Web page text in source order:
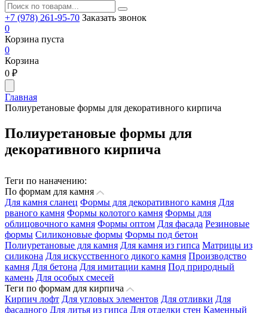
+7 (978) 261-95-70 Заказать звонок
0
Корзина пуста
0
Корзина
0 ₽
Главная
Полиуретановые формы для декоративного кирпича
Полиуретановые формы для
декоративного кирпича
Теги по наначению:
По формам для камня
Для камня сланец Формы для декоративного камня Для
рваного камня Формы колотого камня Формы для
облицовочного камня Формы оптом Для фасада Резиновые
формы Силиконовые формы Формы под бетон
Полиуретановые для камня Для камня из гипса Матрицы из
силикона Для искусственного дикого камня Производство
камня Для бетона Для имитации камня Под природный
камень Для особых смесей
Теги по формам для кирпича
Кирпич лофт Для угловых элементов Для отливки Для
фасадного Для литья из гипса Для отделки стен Каменный